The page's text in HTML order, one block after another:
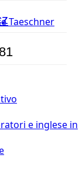
Taeschner
e inglese in